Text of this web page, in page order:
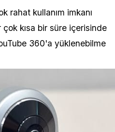
rahat kullanım imkanı
kısa bir süre içerisinde
360'a yüklenebilme